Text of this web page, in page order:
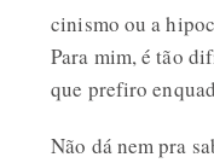
cinismo ou a
Para mim, é tão
que prefiro
Não dá nem pra